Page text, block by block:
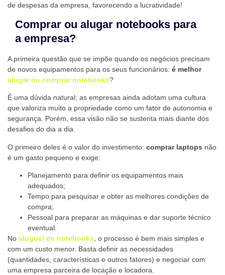
de despesas da empresa, favorecendo a lucratividade!
Comprar ou alugar notebooks para
a empresa?
A primeira questão que se impõe quando os negócios precisam
de novos equipamentos para os seus funcionários: é melhor
alugar ou comprar notebooks?
É uma dúvida natural; as empresas ainda adotam uma cultura
que valoriza muito a propriedade como um fator de autonomia e
segurança. Porém, essa visão não se sustenta mais diante dos
desafios do dia a dia.
O primeiro deles é o valor do investimento: comprar laptops não
é um gasto pequeno e exige:
Planejamento para definir os equipamentos mais
adequados;
Tempo para pesquisar e obter as melhores condições de
compra;
Pessoal para preparar as máquinas e dar suporte técnico
eventual.
No aluguel de notebooks , o processo é bem mais simples e
com um custo menor. Basta definir as necessidades
(quantidades, características e outros fatores) e negociar com
uma empresa parceira de locação e locadora.